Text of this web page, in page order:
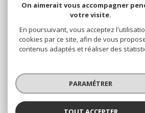
© 2026 | Tous droits
On aimerait vous accompagner
votre visite.
En poursuivant, vous acceptez
cookies par ce site, afin de vous
contenus adaptés et réaliser des
PARAMÉTRER